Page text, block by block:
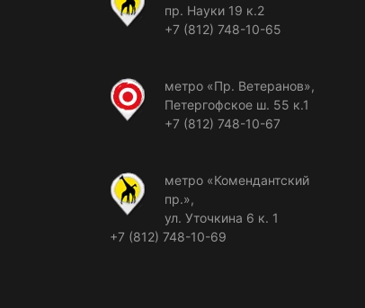
пр. Науки 19 к.2
+7 (812) 748-10-65
метро «Пр. Ветеранов»,
Петергофское ш. 55 к.1
+7 (812) 748-10-67
метро «Комендантский
пр.»,
ул. Уточкина 6 к. 1
+7 (812) 748-10-69